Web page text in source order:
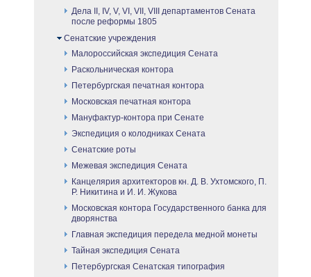
Дела II, IV, V, VI, VII, VIII департаментов Сената
после реформы 1805
Сенатские учреждения
Малороссийская экспедиция Сената
Раскольническая контора
Петербургская печатная контора
Московская печатная контора
Мануфактур-контора при Сенате
Экспедиция о колодниках Сената
Сенатские роты
Межевая экспедиция Сената
Канцелярия архитекторов кн. Д. В. Ухтомского, П.
Р. Никитина и И. И. Жукова
Московская контора Государственного банка для
дворянства
Главная экспедиция передела медной монеты
Тайная экспедиция Сената
Петербургская Сенатская типография